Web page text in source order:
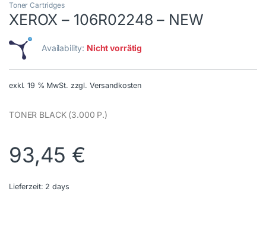
Toner Cartridges
XEROX – 106R02248 – NEW
Availability: Nicht vorrätig
exkl. 19 % MwSt. zzgl. Versandkosten
TONER BLACK (3.000 P.)
93,45 €
Lieferzeit: 2 days